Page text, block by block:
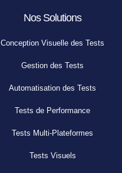
Nos Solutions
Conception Visuelle des Tests
Gestion des Tests
Automatisation des Tests
Tests de Performance
Tests Multi-Plateformes
Tests Visuels